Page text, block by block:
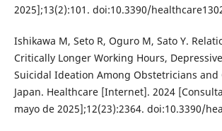
2025];13(2):101. doi:10.3390/
Ishikawa M, Seto R, Oguro M, Sato Y.
Critically Longer Working Hours,
Suicidal Ideation Among Obstetricians and
Japan. Healthcare [Internet]. 2024
mayo de 2025];12(23):2364. doi:10.3390/